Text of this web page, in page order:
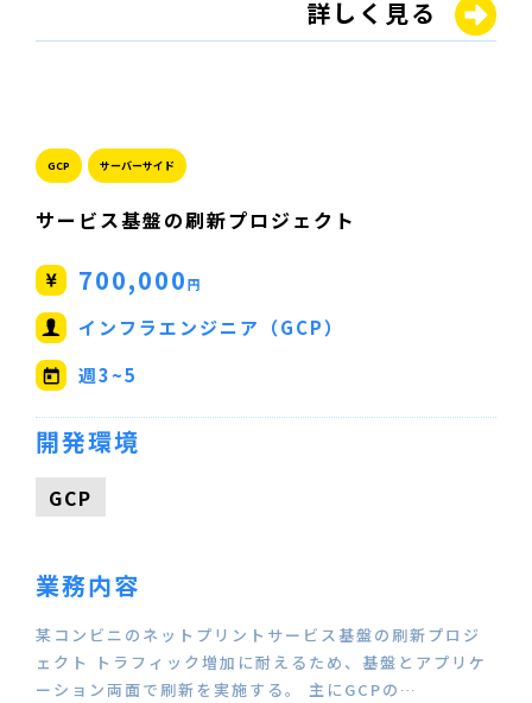
詳しく見る
GCP サーバーサイド
サービス基盤の刷新プロジェクト
700,000円
インフラエンジニア（GCP）
週3~5
開発環境
GCP
業務内容
某コンビニのネットプリントサービス基盤の刷新プロジ
ェクト トラフィック増加に耐えるため、基盤とアプリケ
ーション両面で刷新を実施する。 主にGCPの…